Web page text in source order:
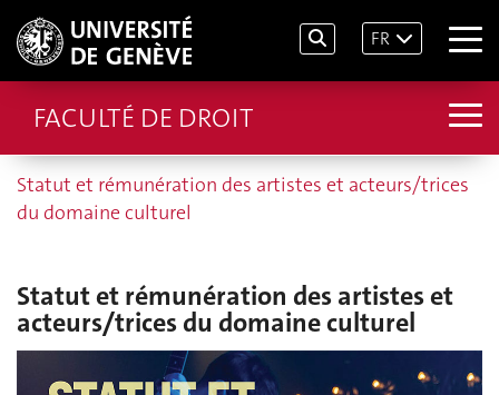
FR
FACULTÉ DE DROIT
Statut et rémunération des artistes et acteurs/trices
du domaine culturel
Statut et rémunération des artistes et
acteurs/trices du domaine culturel